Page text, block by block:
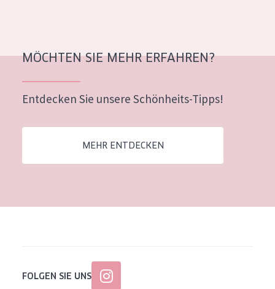
Mischhaut und fettige Haut
Reife Haut
Der Sonne ausgesetzte Haut
Jedes alter
Reife Haut
MÖCHTEN SIE MEHR ERFAHREN?
Entdecken Sie unsere Schönheits-Tipps!
MEHR ENTDECKEN
FOLGEN SIE UNS